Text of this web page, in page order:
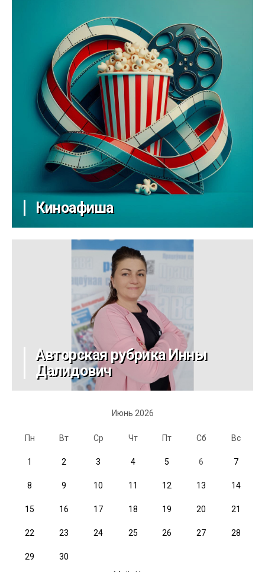
Киноафиша
Авторская рубрика Инны
Далидович
Июнь 2026
Пн Вт Ср Чт Пт Сб Вс
1 2 3 4 5 6 7
8 9 10 11 12 13 14
15 16 17 18 19 20 21
22 23 24 25 26 27 28
29
30